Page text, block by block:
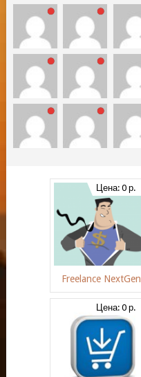
Цена: 0 р.
Freelance NextGen
Цена: 0 р.